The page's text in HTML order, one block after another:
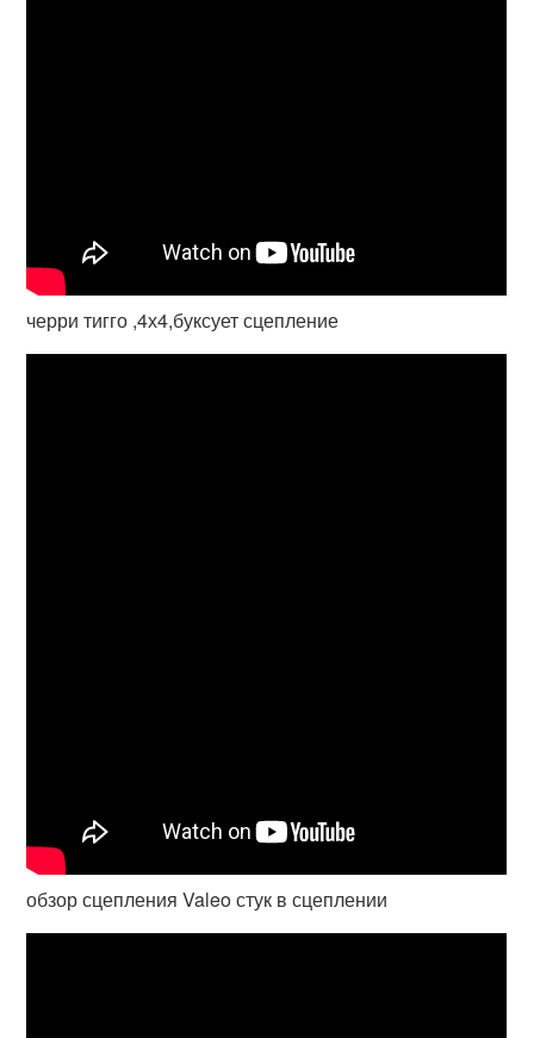
черри тигго ,4х4,буксует сцепление
обзор сцепления Valeo стук в сцеплении